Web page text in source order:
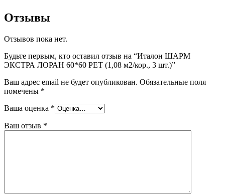
Отзывы
Отзывов пока нет.
Будьте первым, кто оставил отзыв на “Италон ШАРМ
ЭКСТРА ЛОРАН 60*60 РЕТ (1,08 м2/кор., 3 шт.)”
Ваш адрес email не будет опубликован. Обязательные поля
помечены *
Ваша оценка *
Ваш отзыв *